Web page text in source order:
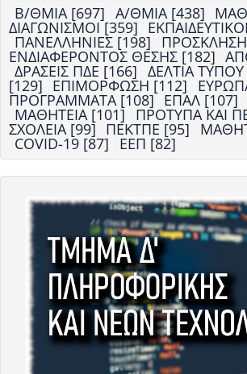
Β/ΘΜΙΑ [697] Α/ΘΜΙΑ [438]
ΔΙΑΓΩΝΙΣΜΟΙ [359]
ΠΑΝΕΛΛΗΝΙΕΣ [198]
ΕΝΔΙΑΦΕΡΟΝΤΟΣ ΘΕΣΗΣ [182]
ΔΡΑΣΕΙΣ ΠΔΕ [166] ΔΕΛΤΙΑ
[129] ΕΠΙΜΟΡΦΩΣΗ [112]
ΠΡΟΓΡΑΜΜΑΤΑ [108] ΕΠΑΛ [107]
ΜΑΘΗΤΕΙΑ [101] ΠΡΟΤΥΠΑ ΚΑΙ
ΣΧΟΛΕΙΑ [99] ΠΕΚΤΠΕ [95]
COVID-19 [87] ΕΕΠ [82]